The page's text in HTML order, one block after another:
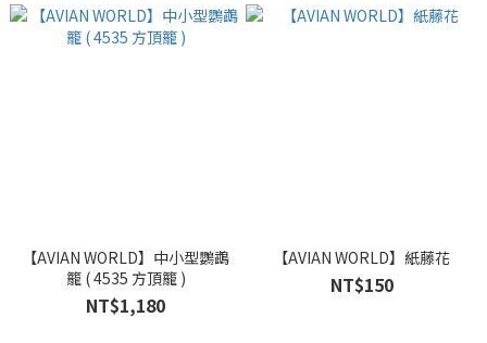
【AVIAN WORLD】中小型鸚鵡
籠 ( 4535 方頂籠 )
NT$1,180
【AVIAN WORLD】紙藤花
NT$150